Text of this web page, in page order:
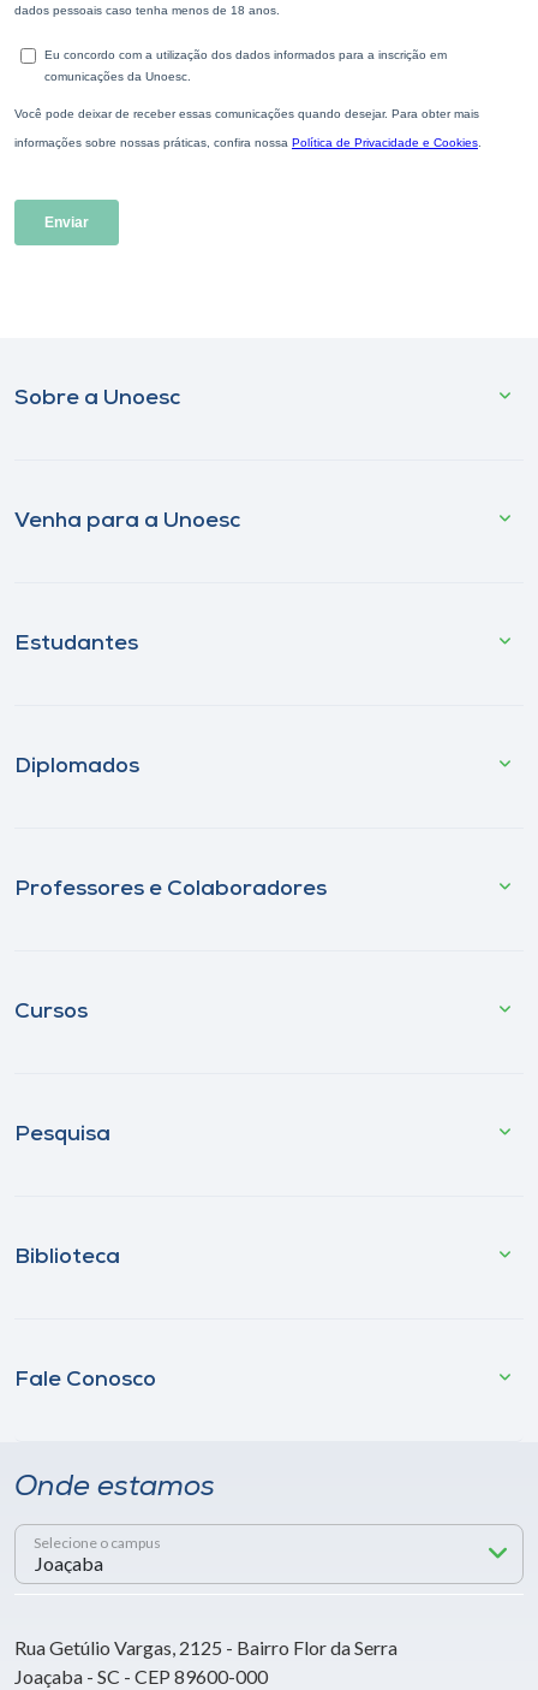
Sobre a Unoesc
Venha para a Unoesc
Estudantes
Diplomados
Professores e Colaboradores
Cursos
Pesquisa
Biblioteca
Fale Conosco
Onde estamos
Selecione o campus
Rua Getúlio Vargas, 2125 - Bairro Flor da Serra
Joaçaba - SC - CEP 89600-000